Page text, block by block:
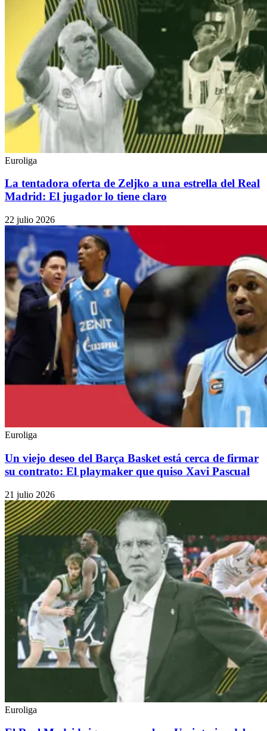
Euroliga
La tentadora oferta de Zeljko a una estrella del Real
Madrid: El jugador lo tiene claro
22 julio 2026
Euroliga
Un viejo deseo del Barça Basket está cerca de firmar
su contrato: El playmaker que quiso Xavi Pascual
21 julio 2026
Euroliga